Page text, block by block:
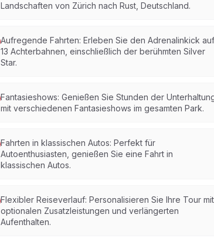
Landschaften von Zürich nach Rust, Deutschland.
Aufregende Fahrten: Erleben Sie den Adrenalinkick auf
13 Achterbahnen, einschließlich der berühmten Silver
Star.
Fantasieshows: Genießen Sie Stunden der
mit verschiedenen Fantasieshows im gesamten Park.
Fahrten in klassischen Autos: Perfekt für
Autoenthusiasten, genießen Sie eine Fahrt in
klassischen Autos.
Flexibler Reiseverlauf: Personalisieren Sie Ihre Tour mit
optionalen Zusatzleistungen und verlängerten
Aufenthalten.